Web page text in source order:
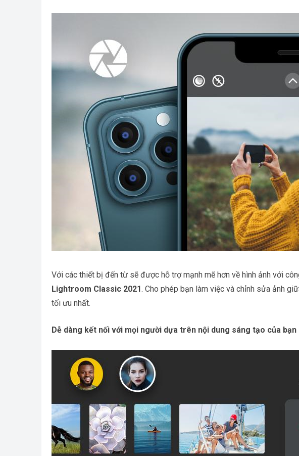
Với các thiết bị đến từ sẽ được hỗ trợ mạnh mẽ hơn về hình ảnh với
Lightroom Classic 2021. Cho phép bạn làm việc và chỉnh sửa ảnh
tối ưu nhất.
Dễ dàng kết nối với mọi người dựa trên nội dung sáng tạo của bạn